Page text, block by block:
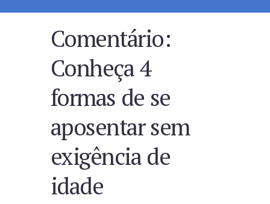
Comentário:
Conheça 4
formas de se
aposentar sem
exigência de
idade